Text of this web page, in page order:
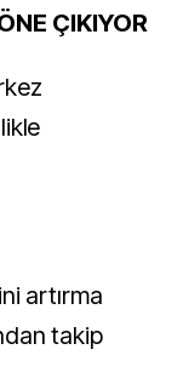
ÇIKIYOR
artırma
takip